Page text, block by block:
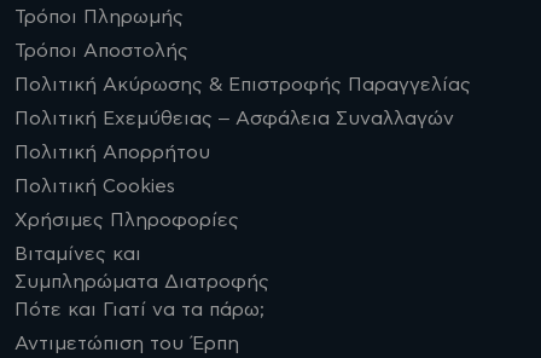
Τρόποι Πληρωμής
Τρόποι Αποστολής
Πολιτική Ακύρωσης & Επιστροφής Παραγγελίας
Πολιτική Εχεμύθειας – Ασφάλεια Συναλλαγών
Πολιτική Απορρήτου
Πολιτική Cookies
Χρήσιμες Πληροφορίες
Βιταμίνες και
Συμπληρώματα Διατροφής
Πότε και Γιατί να τα πάρω;
Αντιμετώπιση του Έρπη